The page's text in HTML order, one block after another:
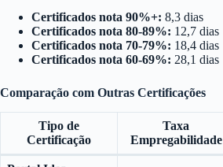
Certificados nota 90%+: 8,3 dias
Certificados nota 80-89%: 12,7 dias
Certificados nota 70-79%: 18,4 dias
Certificados nota 60-69%: 28,1 dias
Comparação com Outras Certificações
Tipo de
Certificação
Taxa
Empregabilidade